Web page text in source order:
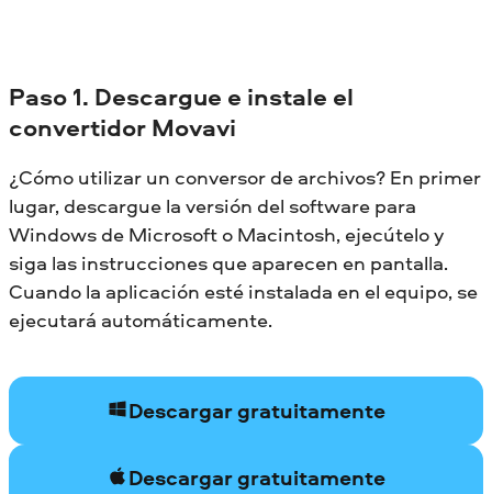
Paso 1. Descargue e instale el
convertidor Movavi
¿Cómo utilizar un conversor de archivos? En primer
lugar, descargue la versión del software para
Windows de Microsoft o Macintosh, ejecútelo y
siga las instrucciones que aparecen en pantalla.
Cuando la aplicación esté instalada en el equipo, se
ejecutará automáticamente.
Descargar gratuitamente
Descargar gratuitamente